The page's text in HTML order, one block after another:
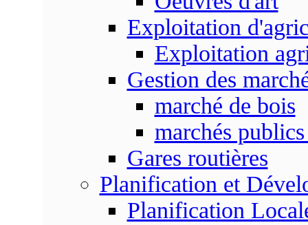
Exploitation
Exploitation
Gestion des
marché de bois
marchés
Gares routières
Planification et
Planification